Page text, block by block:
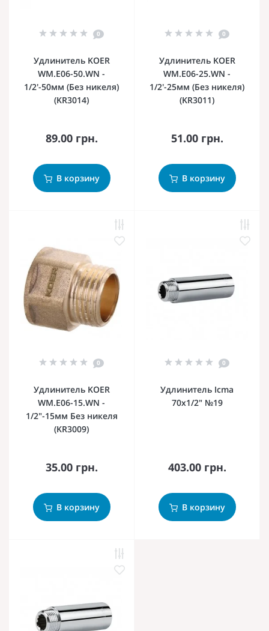
0
Удлинитель KOER
WM.E06-50.WN -
1/2'-50мм (Без никеля)
(KR3014)
89.00 грн.
В корзину
0
Удлинитель KOER
WM.E06-25.WN -
1/2'-25мм (Без никеля)
(KR3011)
51.00 грн.
В корзину
0
Удлинитель KOER
WM.E06-15.WN -
1/2"-15мм Без никеля
(KR3009)
35.00 грн.
В корзину
0
Удлинитель Icma
70х1/2" №19
403.00 грн.
В корзину